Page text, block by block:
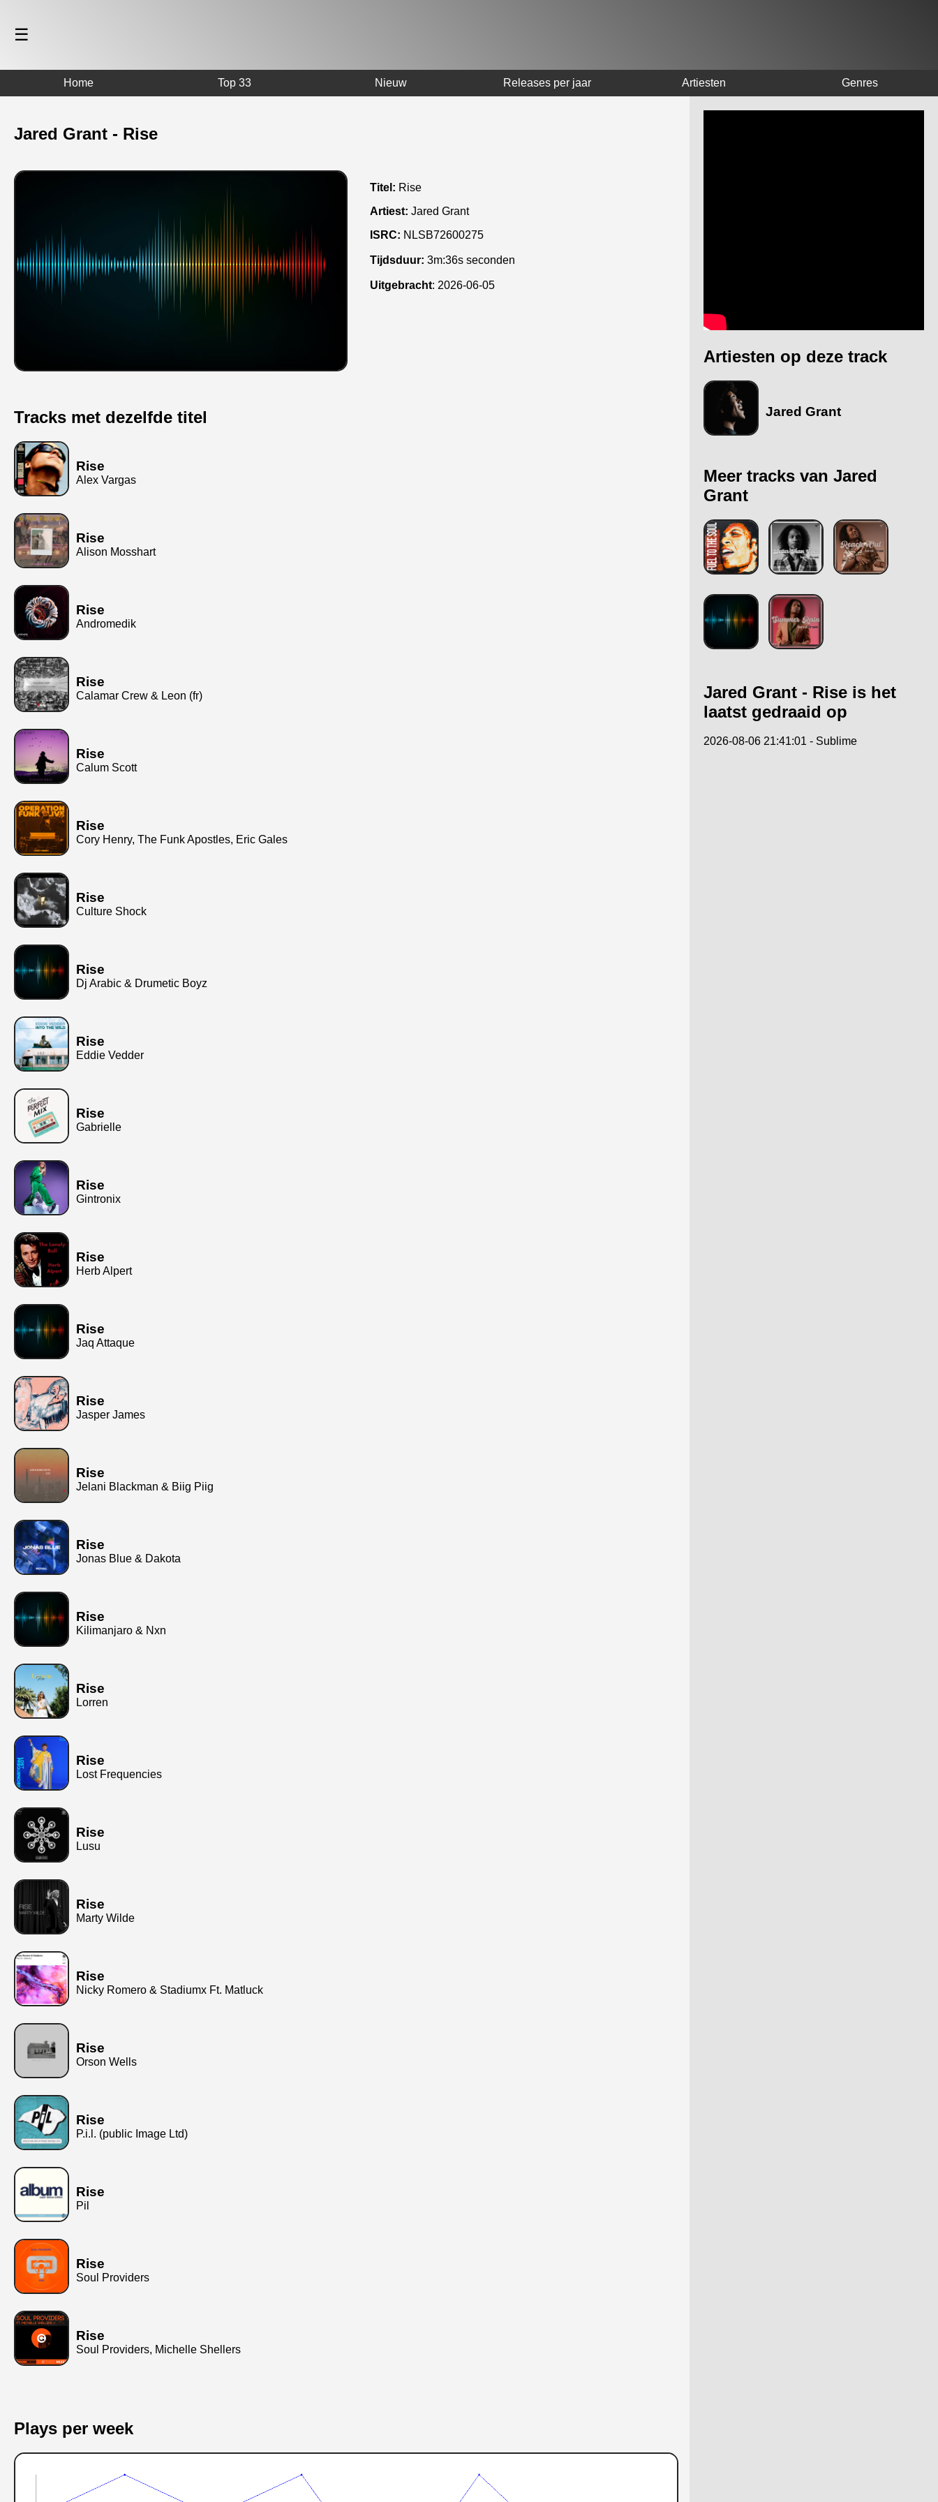
☰
Home Top 33 Nieuw Releases per jaar Artiesten Genres
Jared Grant - Rise
Titel: Rise
Artiest: Jared Grant
ISRC: NLSB72600275
Tijdsduur: 3m:36s seconden
Uitgebracht: 2026-06-05
Tracks met dezelfde titel
Rise
Alex Vargas
Rise
Alison Mosshart
Rise
Andromedik
Rise
Calamar Crew & Leon (fr)
Rise
Calum Scott
Rise
Cory Henry, The Funk Apostles, Eric Gales
Rise
Culture Shock
Rise
Dj Arabic & Drumetic Boyz
Rise
Eddie Vedder
Rise
Gabrielle
Rise
Gintronix
Rise
Herb Alpert
Rise
Jaq Attaque
Rise
Jasper James
Rise
Jelani Blackman & Biig Piig
Rise
Jonas Blue & Dakota
Rise
Kilimanjaro & Nxn
Rise
Lorren
Rise
Lost Frequencies
Rise
Lusu
Rise
Marty Wilde
Rise
Nicky Romero & Stadiumx Ft. Matluck
Rise
Orson Wells
Rise
P.i.l. (public Image Ltd)
Rise
Pil
Rise
Soul Providers
Rise
Soul Providers, Michelle Shellers
Plays per week
Artiesten op deze track
Jared Grant
Meer tracks van Jared
Grant
Jared Grant - Rise is het
laatst gedraaid op
2026-08-06 21:41:01 - Sublime